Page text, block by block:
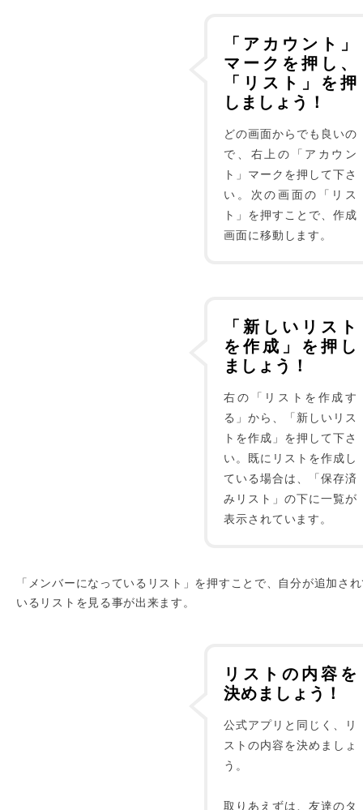
「アカウント」
マークを押し、
「リスト」を押
しましょう！
どの画面からでも良いの
で、右上の「アカウン
ト」マークを押して下さ
い。次の画面の「リス
ト」を押すことで、作成
画面に移動します。
「新しいリスト
を作成」を押し
ましょう！
右の「リストを作成す
る」から、「新しいリス
トを作成」を押して下さ
い。既にリストを作成し
ている場合は、「保存済
みリスト」の下に一覧が
表示されています。
「メンバーになっているリスト」を押すことで、自分が追加さ
いるリストを見る事が出来ます。
リストの内容を
決めましょう！
公式アプリと同じく、リ
ストの内容を決めましょ
う。
取りあえずは、友達のタ